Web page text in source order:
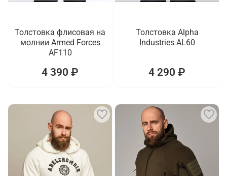
Толстовка флисовая на
молнии Armed Forces
AF110
4 390 ₽
Толстовка Alpha
Industries AL60
4 290 ₽